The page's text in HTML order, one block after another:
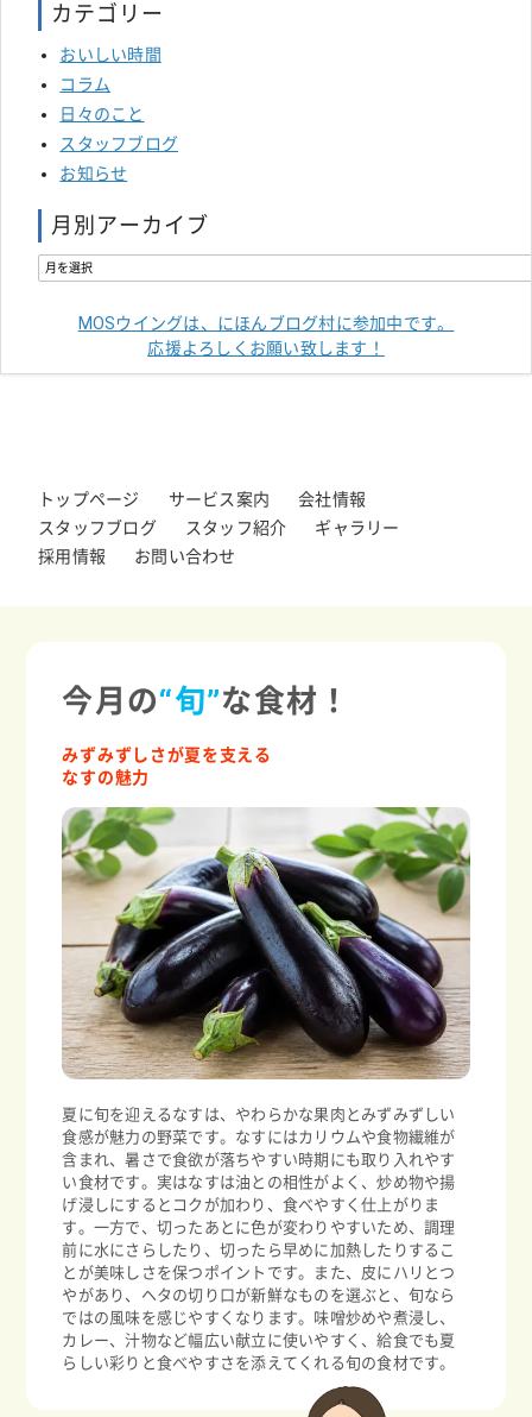
カテゴリー
おいしい時間
コラム
日々のこと
スタッフブログ
お知らせ
月別アーカイブ
MOSウイングは、にほんブログ村に参加中です。
応援よろしくお願い致します！
トップページ サービス案内
会社情報
スタッフブログ
スタッフ紹介
ギャラリー
採用情報
お問い合わせ
今月の“旬”な食材！
みずみずしさが夏を支える
なすの魅力
夏に旬を迎えるなすは、やわらかな果肉とみずみずしい
食感が魅力の野菜です。なすにはカリウムや食物繊維が
含まれ、暑さで食欲が落ちやすい時期にも取り入れやす
い食材です。実はなすは油との相性がよく、炒め物や揚
げ浸しにするとコクが加わり、食べやすく仕上がりま
す。一方で、切ったあとに色が変わりやすいため、調理
前に水にさらしたり、切ったら早めに加熱したりするこ
とが美味しさを保つポイントです。また、皮にハリとつ
やがあり、ヘタの切り口が新鮮なものを選ぶと、旬なら
ではの風味を感じやすくなります。味噌炒めや煮浸し、
カレー、汁物など幅広い献立に使いやすく、給食でも夏
らしい彩りと食べやすさを添えてくれる旬の食材です。